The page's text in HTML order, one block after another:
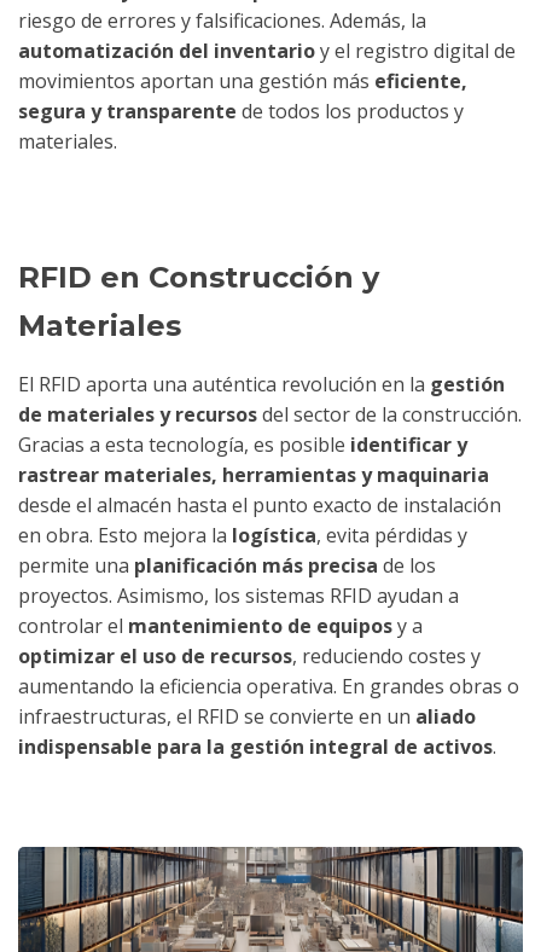
riesgo de errores y falsificaciones. Además, la
automatización del inventarioy el registro digital de
movimientos aportan una gestión más eficiente,
segura y transparente de todos los productos y
materiales.
RFID en Construcción y
Materiales
El RFID aporta una auténtica revolución en la gestión
de materiales y recursosdel sector de la construcción.
Gracias a esta tecnología, es posible identificar y
rastrear materiales, herramientas y maquinaria
desde el almacén hasta el punto exacto de instalación
en obra. Esto mejora la logística, evita pérdidas y
permite una planificación más precisa de los
proyectos. Asimismo, los sistemas RFID ayudan a
controlar el mantenimiento de equiposy a
optimizar el uso de recursos, reduciendo costes y
aumentando la eficiencia operativa. En grandes obras o
infraestructuras, el RFID se convierte en un aliado
indispensable para la gestión integral de activos.